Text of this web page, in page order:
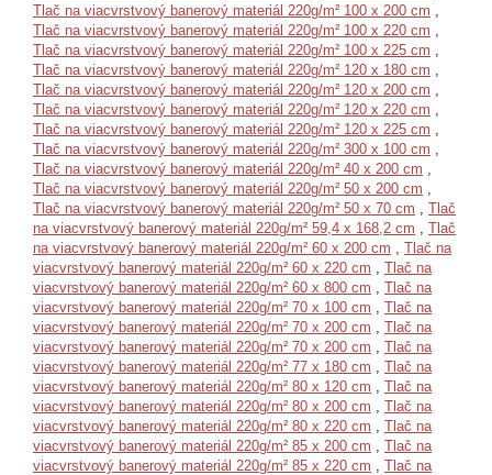
Tlač na viacvrstvový banerový materiál 220g/m² 100 x 200 cm
Tlač na viacvrstvový banerový materiál 220g/m² 100 x 220 cm
Tlač na viacvrstvový banerový materiál 220g/m² 100 x 225 cm
Tlač na viacvrstvový banerový materiál 220g/m² 120 x 180 cm
Tlač na viacvrstvový banerový materiál 220g/m² 120 x 200 cm
Tlač na viacvrstvový banerový materiál 220g/m² 120 x 220 cm
Tlač na viacvrstvový banerový materiál 220g/m² 120 x 225 cm
Tlač na viacvrstvový banerový materiál 220g/m² 300 x 100 cm
Tlač na viacvrstvový banerový materiál 220g/m² 40 x 200 cm
Tlač na viacvrstvový banerový materiál 220g/m² 50 x 200 cm
Tlač na viacvrstvový banerový materiál 220g/m² 50 x 70 cm
Tlač
na viacvrstvový banerový materiál 220g/m² 59,4 x 168,2 cm
Tlač
na viacvrstvový banerový materiál 220g/m² 60 x 200 cm
Tlač na
viacvrstvový banerový materiál 220g/m² 60 x 220 cm
Tlač na
viacvrstvový banerový materiál 220g/m² 60 x 800 cm
Tlač na
viacvrstvový banerový materiál 220g/m² 70 x 100 cm
Tlač na
viacvrstvový banerový materiál 220g/m² 70 x 200 cm
Tlač na
viacvrstvový banerový materiál 220g/m² 70 x 200 cm
Tlač na
viacvrstvový banerový materiál 220g/m² 77 x 180 cm
Tlač na
viacvrstvový banerový materiál 220g/m² 80 x 120 cm
Tlač na
viacvrstvový banerový materiál 220g/m² 80 x 200 cm
Tlač na
viacvrstvový banerový materiál 220g/m² 80 x 220 cm
Tlač na
viacvrstvový banerový materiál 220g/m² 85 x 200 cm
Tlač na
viacvrstvový banerový materiál 220g/m² 85 x 220 cm
Tlač na